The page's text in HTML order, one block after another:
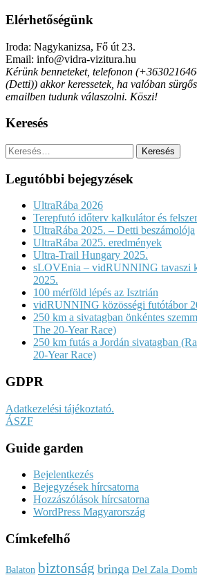
Elérhetőségünk
Iroda: Nagykanizsa, Fő út 23.
Email: info@vidra-vizitura.hu
Kérünk benneteket, telefonon
(Detti)) akkor keressetek, ha valóban
emailben tudunk válaszolni. Köszi!
Keresés
Keresés:
Legutóbbi bejegyzések
UltraRába 2026
Terepfutó időterv kalkulátor és
UltraRába 2025. – Detti beszámolója
UltraRába 2025. eredmények
Ultra-Trail Hungary 2025.
sLOVEnia – vidRUNNING tavaszi
2025.
100 mérföld lépés az Isztrián
vidRUNNING közösségi futótábor
250 km a sivatagban önkéntes
The 20-Year Race)
250 km futás a Jordán sivatagban
20-Year Race)
GDPR
Adatkezelési tájékoztató.
ÁSZF
Guide garden
Bejelentkezés
Bejegyzések hírcsatorna
Hozzászólások hírcsatorna
WordPress Magyarország
Címkefelhő
Balaton biztonság bringa Del Zala